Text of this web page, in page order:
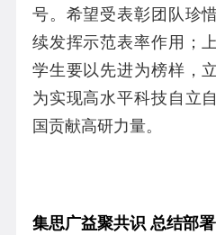
号。希望受表彰团队珍
续发挥示范表率作用；
学生要以先进为榜样，
为实现高水平科技自立
国贡献高研力量。
集思广益聚共识 总结部